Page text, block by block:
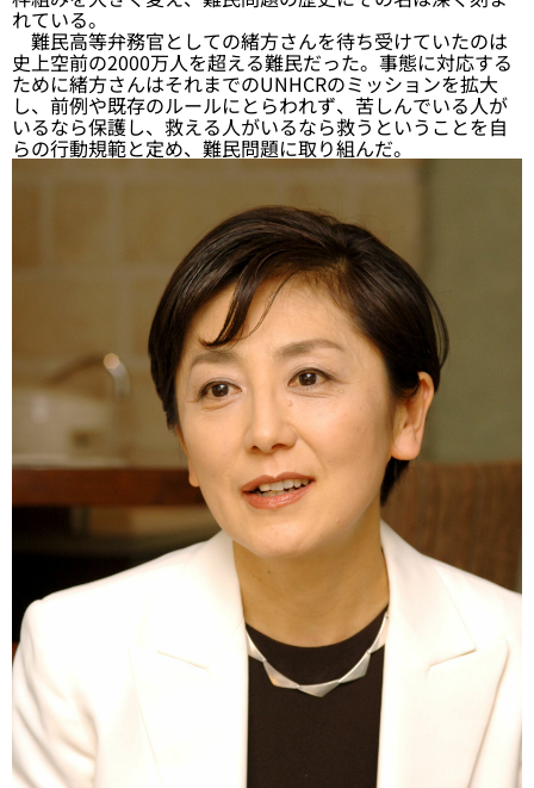
れている。
難民高等弁務官としての緒方さんを待ち受けていたのは
史上空前の2000万人を超える難民だった。事態に対応する
ために緒方さんはそれまでのUNHCRのミッションを拡大
し、前例や既存のルールにとらわれず、苦しんでいる人が
いるなら保護し、救える人がいるなら救うということを自
らの行動規範と定め、難民問題に取り組んだ。